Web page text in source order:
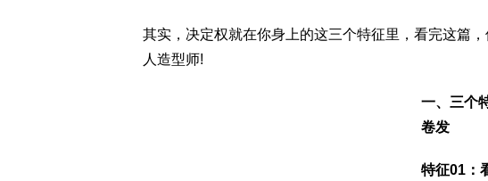
其实，决定权就在你身上的这三个特征里，看完这篇
人造型师!
一、三个
卷发
特征01：